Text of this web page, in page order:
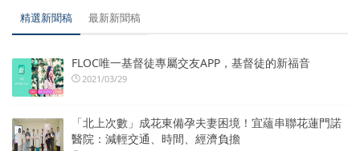
精選新聞稿 最新新聞稿
FLOC唯一基督徒專屬交友APP，基督徒的新福音
2021/03/29
「北上次數」成花東備孕夫妻困境！宜蘊串聯花蓮門諾
醫院：減輕交通、時間、經濟負擔